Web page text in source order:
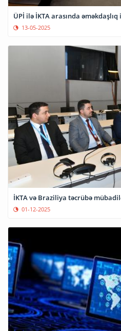
ÜPİ ilə İKTA arasında
13-05-2025
İKTA və Braziliya təcrübə
01-12-2025